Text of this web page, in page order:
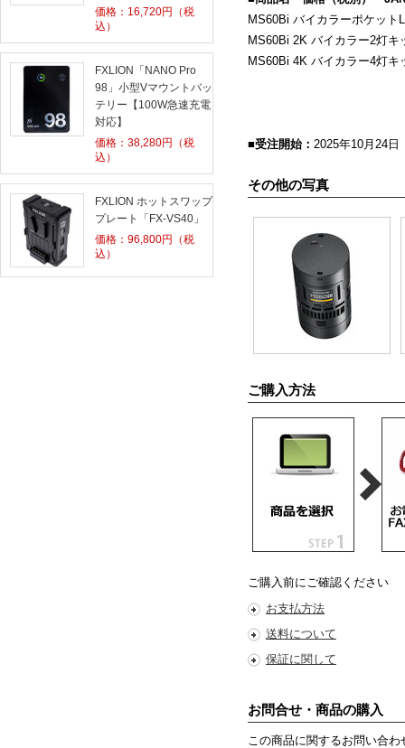
MS60Bi バイカラーポケット
MS60Bi 2K バイカラー2灯
MS60Bi 4K バイカラー4灯
■受注開始： 2025年10月24日
その他の写真
ご購入方法
ご購入前にご確認ください
お支払方法
送料について
保証に関して
お問合せ・商品の購入
この商品に関するお問い合わ
価格： 16,720円（税
込）
FXLION「NANO Pro
98」小型Vマウントバッ
テリー【100W急速充電
対応】
価格： 38,280円（税
込）
FXLION ホットスワップ
プレート「FX-VS40」
価格： 96,800円（税
込）